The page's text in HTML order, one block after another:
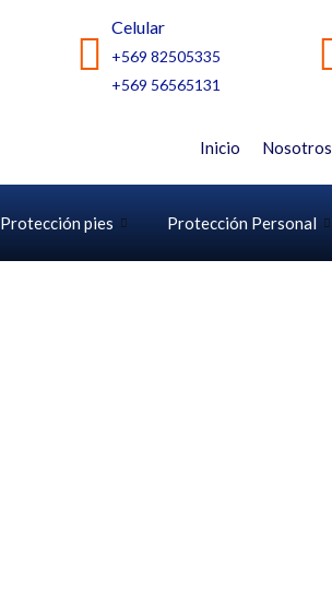
Celular
+569 82505335
+569 56565131
Inicio Nosotros
Protección pies Protección Personal